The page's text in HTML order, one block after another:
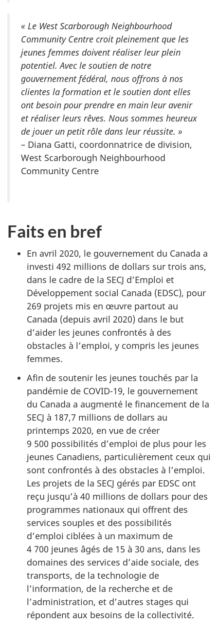
« Le West Scarborough Neighbourhood
Community Centre croit pleinement que les
jeunes femmes doivent réaliser leur plein
potentiel. Avec le soutien de notre
gouvernement fédéral, nous offrons à nos
clientes la formation et le soutien dont elles
ont besoin pour prendre en main leur avenir
et réaliser leurs rêves. Nous sommes heureux
de jouer un petit rôle dans leur réussite. »
– Diana Gatti, coordonnatrice de division,
West Scarborough Neighbourhood
Community Centre
Faits en bref
En avril 2020, le gouvernement du Canada a
investi 492 millions de dollars sur trois ans,
dans le cadre de la SECJ d’Emploi et
Développement social Canada (EDSC), pour
269 projets mis en œuvre partout au
Canada (depuis avril 2020) dans le but
d’aider les jeunes confrontés à des
obstacles à l’emploi, y compris les jeunes
femmes.
Afin de soutenir les jeunes touchés par la
pandémie de COVID-19, le gouvernement
du Canada a augmenté le financement de la
SECJ à 187,7 millions de dollars au
printemps 2020, en vue de créer
9 500 possibilités d’emploi de plus pour les
jeunes Canadiens, particulièrement ceux qui
sont confrontés à des obstacles à l’emploi.
Les projets de la SECJ gérés par EDSC ont
reçu jusqu’à 40 millions de dollars pour des
programmes nationaux qui offrent des
services souples et des possibilités
d’emploi ciblées à un maximum de
4 700 jeunes âgés de 15 à 30 ans, dans les
domaines des services d’aide sociale, des
transports, de la technologie de
l’information, de la recherche et de
l’administration, et d’autres stages qui
répondent aux besoins de la collectivité.